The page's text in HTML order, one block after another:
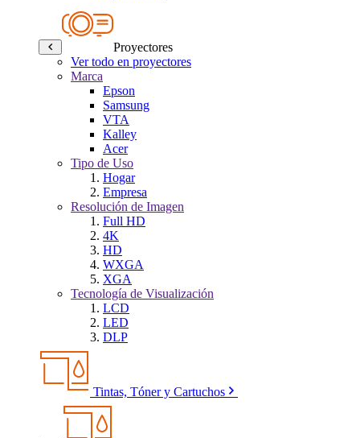
Proyectores
Ver todo en proyectores
Marca
Epson
Samsung
VTA
Kalley
Acer
Tipo de Uso
Hogar
Empresa
Resolución de Imagen
Full HD
4K
HD
WXGA
XGA
Tecnología de Visualización
LCD
LED
DLP
Tintas, Tóner y Cartuchos